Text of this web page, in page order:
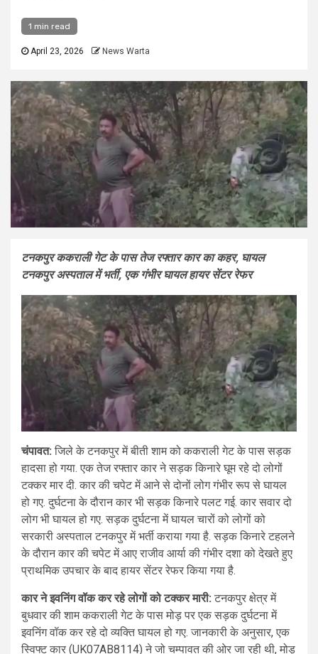
1 min read
April 23, 2026 News Warta
टनकपुर ककराली गेट के पास तेज रफ्तार कार का कहर, घायल
टनकपुर अस्पताल में भर्ती, एक गंभीर घायल हायर सेंटर रेफर
चंपावत: जिले के टनकपुर में बीती शाम को ककराली गेट के पास सड़क
हादसा हो गया. एक तेज रफ्तार कार ने सड़क किनारे घूम रहे दो लोगों
टक्कर मार दी. कार की चपेट में आने से दोनों लोग गंभीर रूप से घायल
हो गए. दुर्घटना के दौरान कार भी सड़क किनारे पलट गई. कार सवार दो
लोग भी घायल हो गए. सड़क दुर्घटना में घायल चारों को लोगों को
सरकारी अस्पताल टनकपुर में भर्ती कराया गया है. सड़क किनारे टहलने
के दौरान कार की चपेट में आए राजीव आर्या की गंभीर दशा को देखते हुए
प्राथमिक उपचार के बाद हायर सेंटर रेफर किया गया है.
कार ने इवनिंग वॉक कर रहे लोगों को टक्कर मारी: टनकपुर क्षेत्र में
बुधवार की शाम ककराली गेट के पास मोड़ पर एक सड़क दुर्घटना में
इवनिंग वॉक कर रहे दो व्यक्ति घायल हो गए. जानकारी के अनुसार, एक
स्विफ्ट कार (UK07AB8114) ने जो चम्पावत की ओर जा रही थी, मोड़